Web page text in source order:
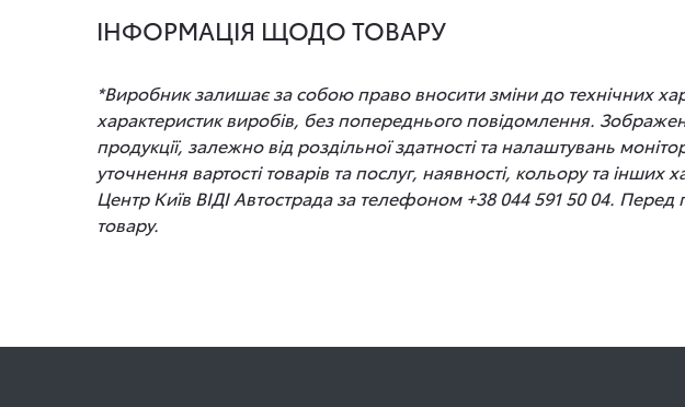
ІНФОРМАЦІЯ ЩОДО ТОВАРУ
*Виробник залишає за собою право вносити зміни до технічних
характеристик виробів, без попереднього повідомлення.
продукції, залежно від роздільної здатності та налаштувань
уточнення вартості товарів та послуг, наявності, кольору та інших
Центр Київ ВІДІ Автострада за телефоном +38 044 591 50 04.
товару.